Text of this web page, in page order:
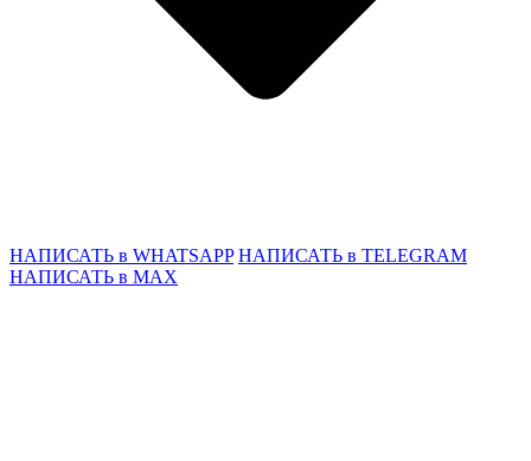
НАПИСАТЬ в WHATSAPP НАПИСАТЬ в TELEGRAM
НАПИСАТЬ в MAX